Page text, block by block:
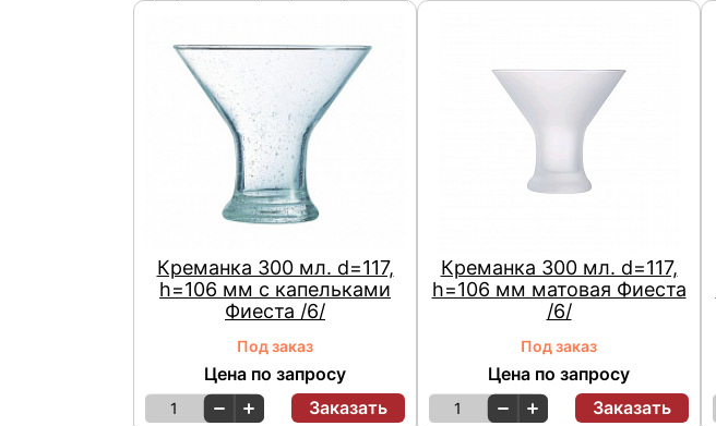
Креманка 300 мл. d=117,
h=106 мм с капельками
Фиеста /6/
Под заказ
Цена по запросу
1 Заказать
Креманка 300 мл. d=117,
h=106 мм матовая Фиеста
/6/
Под заказ
Цена по запросу
1 Заказать